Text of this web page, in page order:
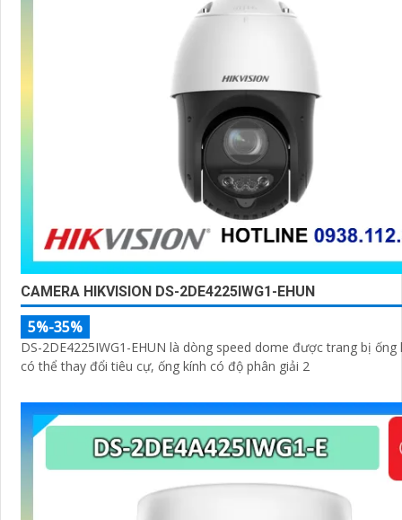
CAMERA HIKVISION DS-2DE4225IWG1-EHUN
5%-35%
DS-2DE4225IWG1-EHUN là dòng speed dome được trang bị
có thể thay đổi tiêu cự, ống kính có độ phân giải 2